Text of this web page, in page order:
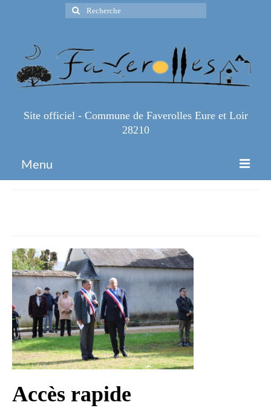
Rechercher
:
Site officiel - Commune de Faverolles Eure et Loir
28210
Menu
Infos Pratiques
Infos règlementaires
Contact et horaires
Mon village
Mes démarches
Faverolles Infos – Format
Accès rapide